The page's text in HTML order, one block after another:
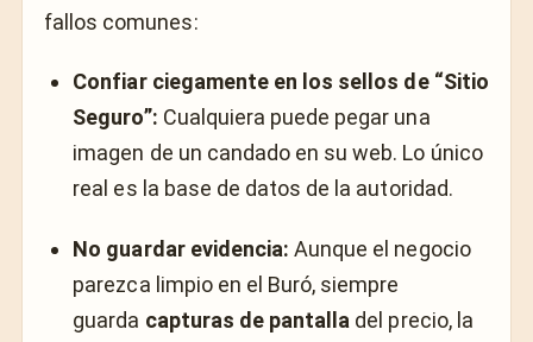
fallos comunes:
Confiar ciegamente en los sellos de “Sitio
Seguro”: Cualquiera puede pegar una
imagen de un candado en su web. Lo único
real es la base de datos de la autoridad.
No guardar evidencia: Aunque el negocio
parezca limpio en el Buró, siempre
guarda capturas de pantalla del precio, la